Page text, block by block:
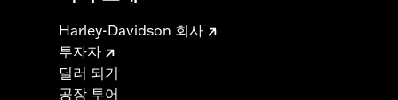
Harley-Davidson 회사
투자자
딜러 되기
공장 투어